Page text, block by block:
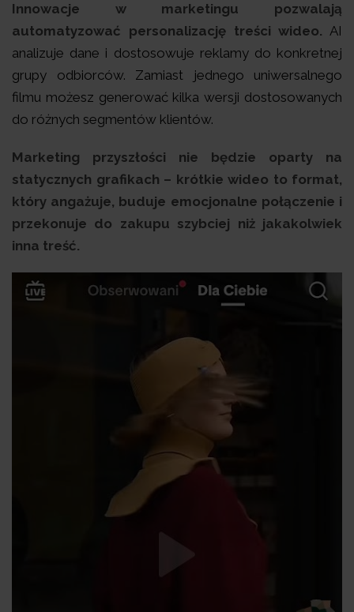
Innowacje w marketingu pozwalają
automatyzować personalizację treści wideo. AI
analizuje dane i dostosowuje reklamy do konkretnej
grupy odbiorców. Zamiast jednego uniwersalnego
filmu możesz generować kilka wersji dostosowanych
do różnych segmentów klientów.
Marketing przyszłości nie będzie oparty na
statycznych grafikach – krótkie wideo to format,
który angażuje, buduje emocjonalne połączenie i
przekonuje do zakupu szybciej niż jakakolwiek
inna treść.